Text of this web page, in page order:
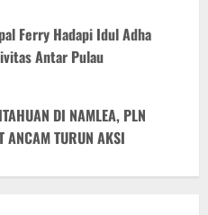
Ferry Hadapi Idul Adha
Antar Pulau
DI NAMLEA, PLN
ANCAM TURUN AKSI